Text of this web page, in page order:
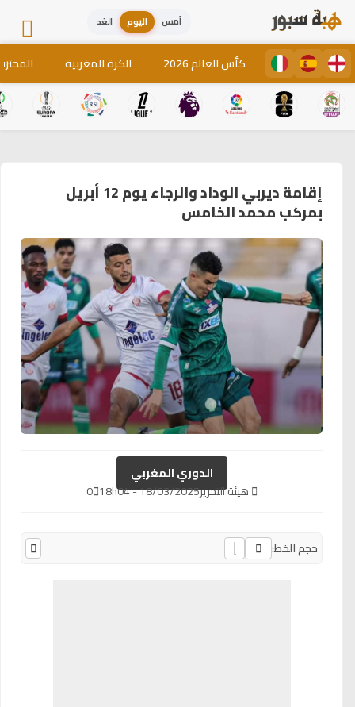
أمس اليوم الغد
كأس العالم 2026 الكرة المغربية
إقامة ديربي الوداد والرجاء يوم 12 أبريل
بمركب محمد الخامس
الدوري المغربي
هيئة التحرير18/03/2025 - 18h04
0
حجم الخط: